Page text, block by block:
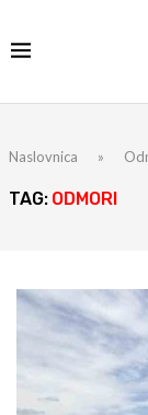
Naslovnica »
TAG: ODMORI